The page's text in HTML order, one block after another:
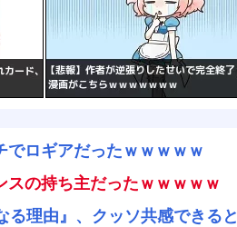
でロギアだったｗｗｗｗｗ
スの持ち主だったｗｗｗｗｗ
理由』、クッソ共感できると